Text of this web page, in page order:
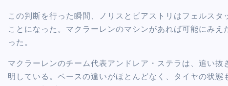
この判断を行った瞬間、ノリスとピアストリはフェルス
ことになった。マクラーレンのマシンがあれば可能にみ
った。
マクラーレンのチーム代表アンドレア・ステラは、追い
明している。ペースの違いがほとんどなく、タイヤの状